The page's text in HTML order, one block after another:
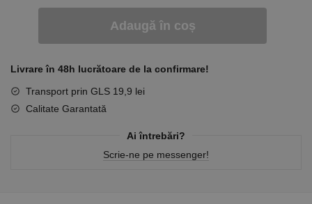
Adaugă în coș
Livrare în 48h lucrătoare de la confirmare!
Transport prin GLS 19,9 lei
Calitate Garantată
Ai întrebări?
Scrie-ne pe messenger!